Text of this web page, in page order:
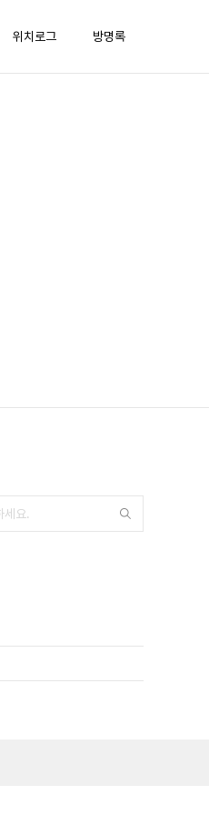
위치로그 방명록